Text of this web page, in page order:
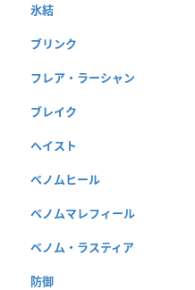
氷結
ブリンク
フレア・ラーシャン
ブレイク
ヘイスト
ベノムヒール
ベノムマレフィール
ベノム・ラスティア
防御